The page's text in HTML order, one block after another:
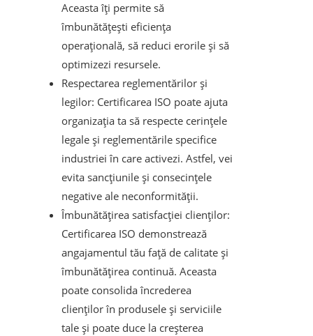
Aceasta îți permite să
îmbunătățești eficiența
operațională, să reduci erorile și să
optimizezi resursele.
Respectarea reglementărilor și
legilor: Certificarea ISO poate ajuta
organizația ta să respecte cerințele
legale și reglementările specifice
industriei în care activezi. Astfel, vei
evita sancțiunile și consecințele
negative ale neconformității.
Îmbunătățirea satisfacției clienților:
Certificarea ISO demonstrează
angajamentul tău față de calitate și
îmbunătățirea continuă. Aceasta
poate consolida încrederea
clienților în produsele și serviciile
tale și poate duce la creșterea